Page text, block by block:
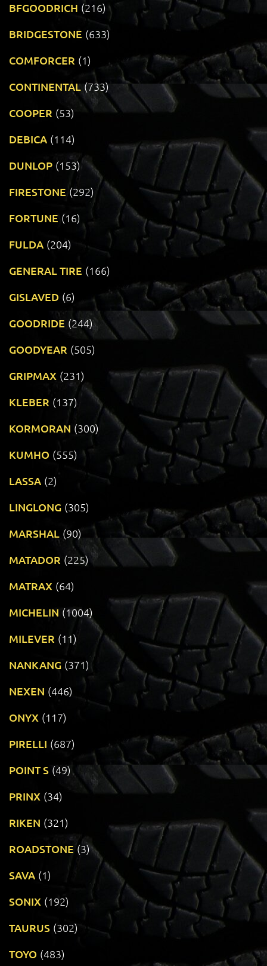
BFGOODRICH (216)
BRIDGESTONE (633)
COMFORCER (1)
CONTINENTAL (733)
COOPER (53)
DEBICA (114)
DUNLOP (153)
FIRESTONE (292)
FORTUNE (16)
FULDA (204)
GENERAL TIRE (166)
GISLAVED (6)
GOODRIDE (244)
GOODYEAR (505)
GRIPMAX (231)
KLEBER (137)
KORMORAN (300)
KUMHO (555)
LASSA (2)
LINGLONG (305)
MARSHAL (90)
MATADOR (225)
MATRAX (64)
MICHELIN (1004)
MILEVER (11)
NANKANG (371)
NEXEN (446)
ONYX (117)
PIRELLI (687)
POINT S (49)
PRINX (34)
RIKEN (321)
ROADSTONE (3)
SAVA (1)
SONIX (192)
TAURUS (302)
TOYO (483)